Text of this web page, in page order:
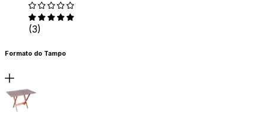
(3)
Formato do Tampo